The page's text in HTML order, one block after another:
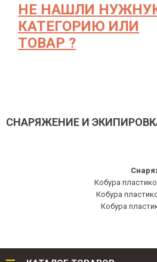
НЕ НАШЛИ
КАТЕГОРИЮ ИЛИ
ТОВАР ?
СНАРЯЖЕНИЕ И
Кобура
Кобура
Кобура